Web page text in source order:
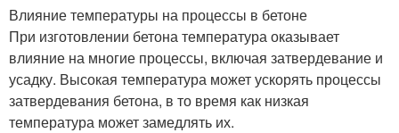
Влияние температуры на процессы в бетоне
При изготовлении бетона температура оказывает
влияние на многие процессы, включая затвердевание и
усадку. Высокая температура может ускорять процессы
затвердевания бетона, в то время как низкая
температура может замедлять их.